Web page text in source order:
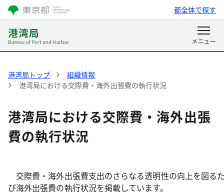
都全体で探す
港湾局トップ
組織情報
港湾局における交際費・海外出張費の執行状況
港湾局における交際費・海外出張
費の執行状況
交際費・海外出張費支出のさらなる透明性の向上を図る
び海外出張費の執行状況を掲載しています。